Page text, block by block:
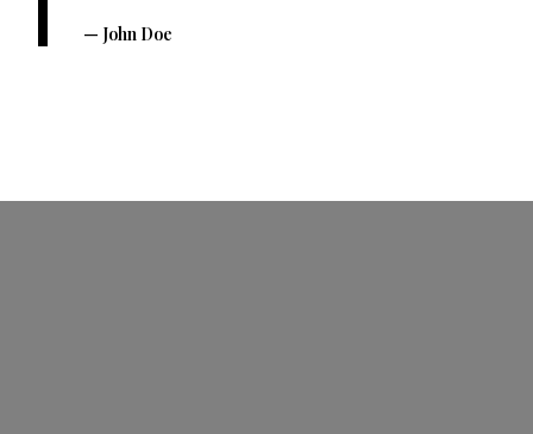
John Doe